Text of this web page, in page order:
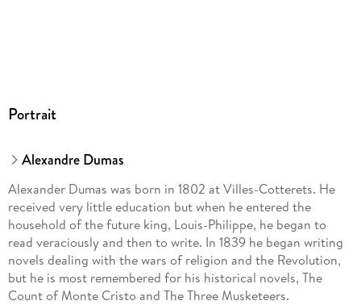
Portrait
Alexandre Dumas
Alexander Dumas was born in 1802 at Villes-Cotterets. He
received very little education but when he entered the
household of the future king, Louis-Philippe, he began to
read veraciously and then to write. In 1839 he began writing
novels dealing with the wars of religion and the Revolution,
but he is most remembered for his historical novels, The
Count of Monte Cristo and The Three Musketeers.